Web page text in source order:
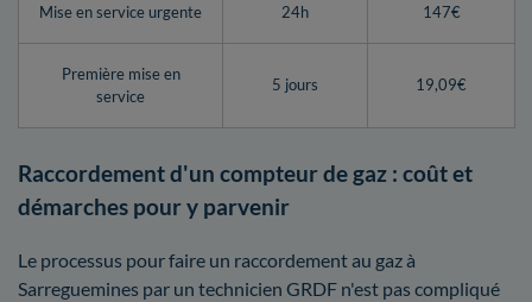
Mise en service urgente 24h 147€
Première mise en
service
5 jours 19,09€
Raccordement d'un compteur de gaz : coût et
démarches pour y parvenir
Le processus pour faire un raccordement au gaz à
Sarreguemines par un technicien GRDF n'est pas compliqué